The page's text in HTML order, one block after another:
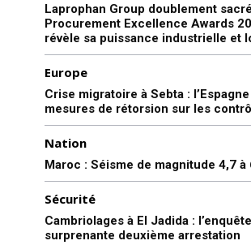
Laprophan Group doublement
Procurement Excellence Awards
révèle sa puissance industrielle et
Europe
Crise migratoire à Sebta :
mesures de rétorsion sur les
Nation
Maroc : Séisme de magnitude 4,7
Sécurité
Cambriolages à El Jadida :
surprenante deuxième arrestation